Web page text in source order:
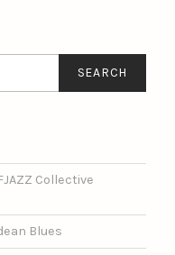
Collective
Blues